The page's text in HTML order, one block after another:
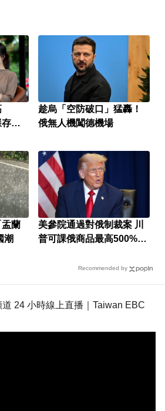
超
趁烏「空防破口」猛轟！
俄無人機闖德機場
蘭
潮
美參院通過對俄制裁案 川
普可課俄商品最高500%關
Recommended by
24 小時線上直播｜Taiwan EBC